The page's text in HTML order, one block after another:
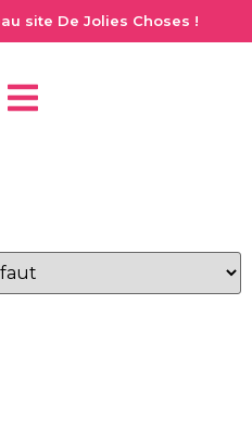
site De Jolies Choses !